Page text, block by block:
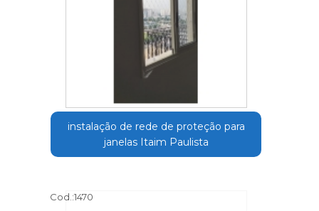
instalação de rede de proteção para
janelas Itaim Paulista
Cod.:1470